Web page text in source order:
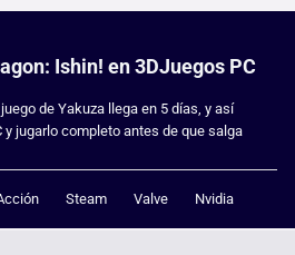
Ishin! en 3DJuegos PC
de Yakuza llega en 5 días, y así
y jugarlo completo antes de que salga
Steam Valve Nvidia